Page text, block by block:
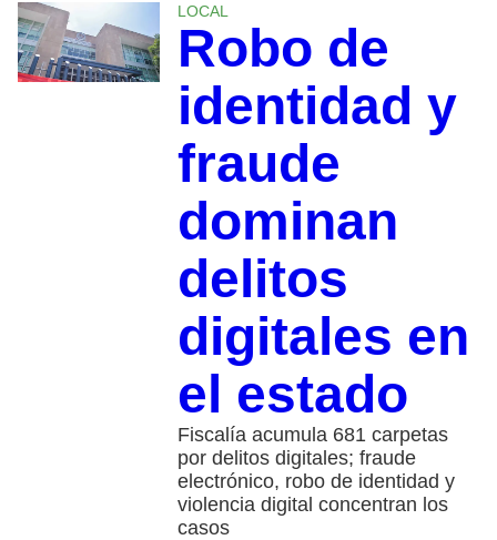
LOCAL
Robo de
identidad y
fraude
dominan
delitos
digitales en
el estado
Fiscalía acumula 681 carpetas
por delitos digitales; fraude
electrónico, robo de identidad y
violencia digital concentran los
casos